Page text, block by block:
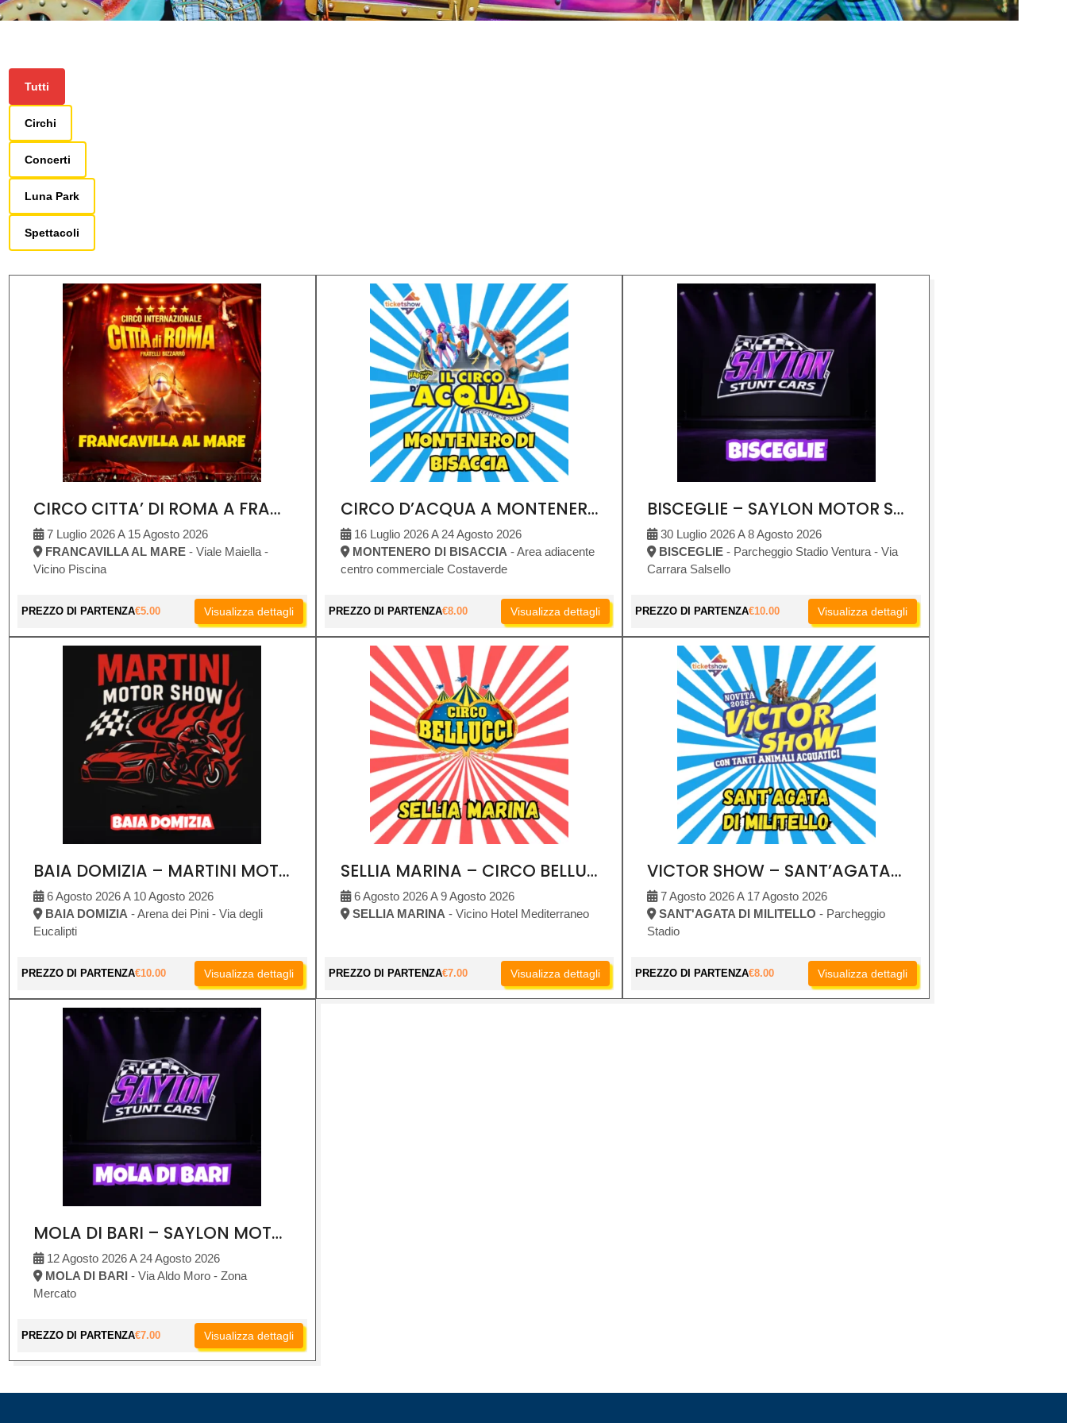
Tutti
Circhi
Concerti
Luna Park
Spettacoli
CIRCO CITTA’ DI ROMA A FRANCAVILLA AL MARE
7 Luglio 2026 A 15 Agosto 2026
FRANCAVILLA AL MARE - Viale Maiella -
Vicino Piscina
PREZZO DI PARTENZA€5.00 Visualizza dettagli
CIRCO D’ACQUA A MONTENERO DI BISACCIA
16 Luglio 2026 A 24 Agosto 2026
MONTENERO DI BISACCIA - Area adiacente
centro commerciale Costaverde
PREZZO DI PARTENZA€8.00 Visualizza dettagli
BISCEGLIE – SAYLON MOTOR SHOW
30 Luglio 2026 A 8 Agosto 2026
BISCEGLIE - Parcheggio Stadio Ventura - Via
Carrara Salsello
PREZZO DI PARTENZA€10.00 Visualizza dettagli
BAIA DOMIZIA – MARTINI MOTOR SHOW
6 Agosto 2026 A 10 Agosto 2026
BAIA DOMIZIA - Arena dei Pini - Via degli
Eucalipti
PREZZO DI PARTENZA€10.00 Visualizza dettagli
SELLIA MARINA – CIRCO BELLUCCI
6 Agosto 2026 A 9 Agosto 2026
SELLIA MARINA - Vicino Hotel Mediterraneo
PREZZO DI PARTENZA€7.00 Visualizza dettagli
VICTOR SHOW – SANT’AGATA DI MILITELLO
7 Agosto 2026 A 17 Agosto 2026
SANT'AGATA DI MILITELLO - Parcheggio
Stadio
PREZZO DI PARTENZA€8.00 Visualizza dettagli
MOLA DI BARI – SAYLON MOTOR SHOW
12 Agosto 2026 A 24 Agosto 2026
MOLA DI BARI - Via Aldo Moro - Zona
Mercato
PREZZO DI PARTENZA€7.00 Visualizza dettagli